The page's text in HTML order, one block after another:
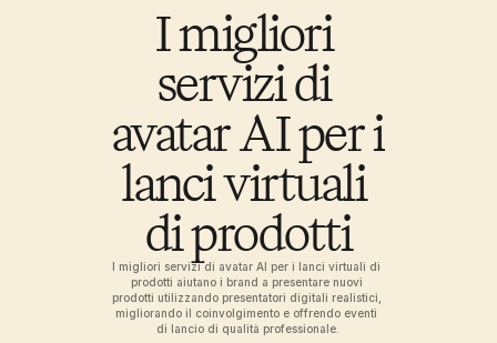
I migliori
servizi di
avatar AI per i
lanci virtuali
di prodotti
I migliori servizi di avatar AI per i lanci virtuali di
prodotti aiutano i brand a presentare nuovi
prodotti utilizzando presentatori digitali realistici,
migliorando il coinvolgimento e offrendo eventi
di lancio di qualità professionale.
Base di conoscenza
Registrazione dello schermo AI
Campioni del cambiamento con
Centro di fiducia
Rilasci di Prodotto
Modelli di documenti